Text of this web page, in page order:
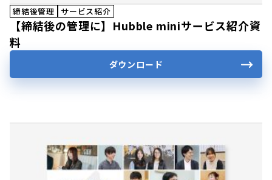
締結後管理 サービス紹介
【締結後の管理に】Hubble miniサービス紹介資
料
ダウンロード